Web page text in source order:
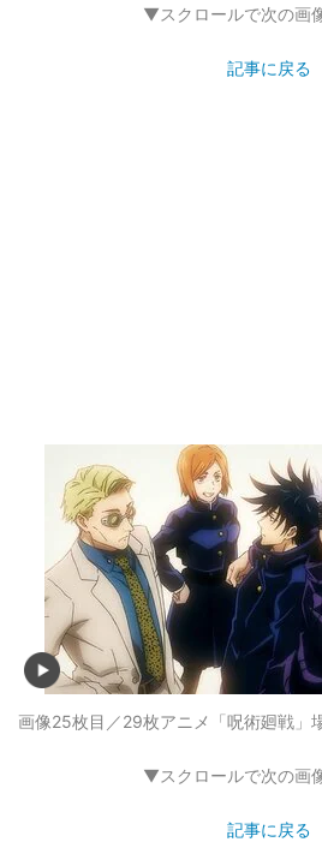
▼スクロールで次の画
記事に戻る
画像25枚目／29枚アニメ「呪術廻戦」
▼スクロールで次の画
記事に戻る